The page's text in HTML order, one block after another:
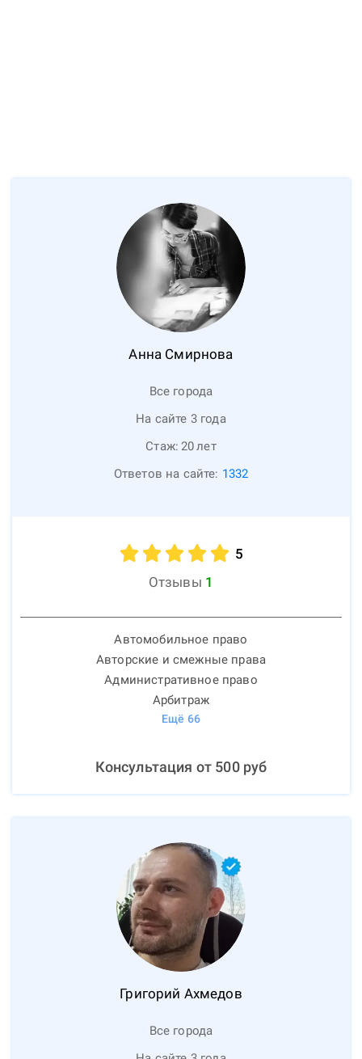
Анна Смирнова
Все города
На сайте 3 года
Стаж: 20лет
Ответов на сайте: 1332
5
Отзывы 1
Автомобильное право
Авторские и смежные права
Административное право
Арбитраж
Ещё 66
Консультация от 500руб
Григорий Ахмедов
Все города